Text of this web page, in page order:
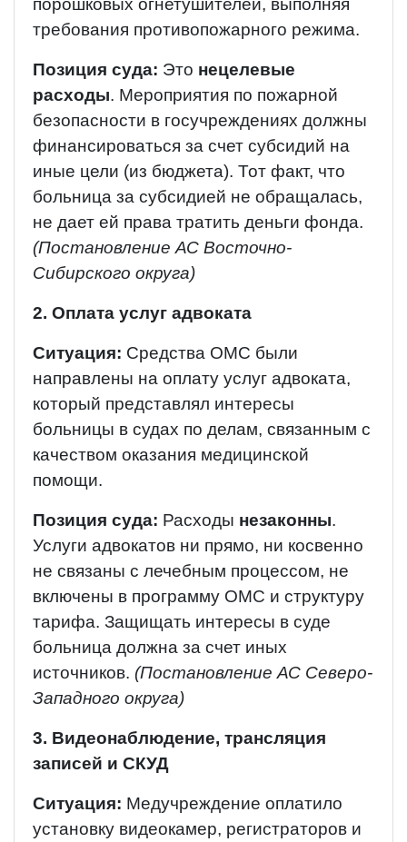
порошковых огнетушителей, выполняя
требования противопожарного режима.
Позиция суда: Это нецелевые
расходы. Мероприятия по пожарной
безопасности в госучреждениях должны
финансироваться за счет субсидий на
иные цели (из бюджета). Тот факт, что
больница за субсидией не обращалась,
не дает ей права тратить деньги фонда.
(Постановление АС Восточно-
Сибирского округа)
2. Оплата услуг адвоката
Ситуация: Средства ОМС были
направлены на оплату услуг адвоката,
который представлял интересы
больницы в судах по делам, связанным с
качеством оказания медицинской
помощи.
Позиция суда: Расходы незаконны.
Услуги адвокатов ни прямо, ни косвенно
не связаны с лечебным процессом, не
включены в программу ОМС и структуру
тарифа. Защищать интересы в суде
больница должна за счет иных
источников. (Постановление АС Северо-
Западного округа)
3. Видеонаблюдение, трансляция
записей и СКУД
Ситуация: Медучреждение оплатило
установку видеокамер, регистраторов и